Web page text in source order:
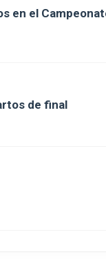
en el
de final